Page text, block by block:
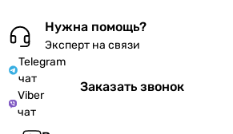
Нужна помощь?
Эксперт на связи
Telegram
чат
Viber
чат
Заказать звонок